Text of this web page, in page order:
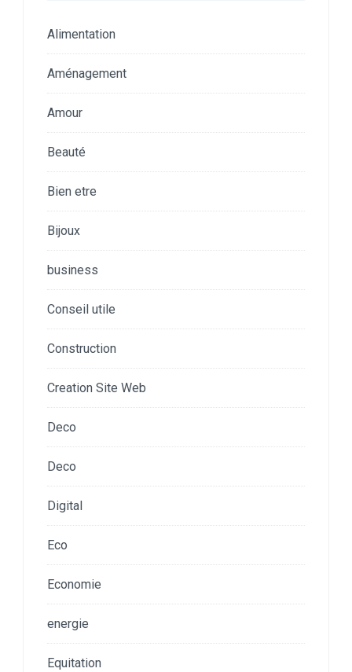
Alimentation
Aménagement
Amour
Beauté
Bien etre
Bijoux
business
Conseil utile
Construction
Creation Site Web
Deco
Deco
Digital
Eco
Economie
energie
Equitation